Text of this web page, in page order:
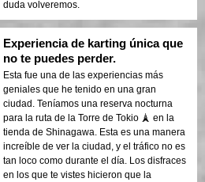
duda volveremos.
Experiencia de karting única que
no te puedes perder.
Esta fue una de las experiencias más
geniales que he tenido en una gran
ciudad. Teníamos una reserva nocturna
para la ruta de la Torre de Tokio 🗼 en la
tienda de Shinagawa. Esta es una manera
increíble de ver la ciudad, y el tráfico no es
tan loco como durante el día. Los disfraces
en los que te vistes hicieron que la